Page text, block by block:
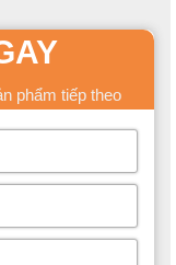
phẩm tiếp theo